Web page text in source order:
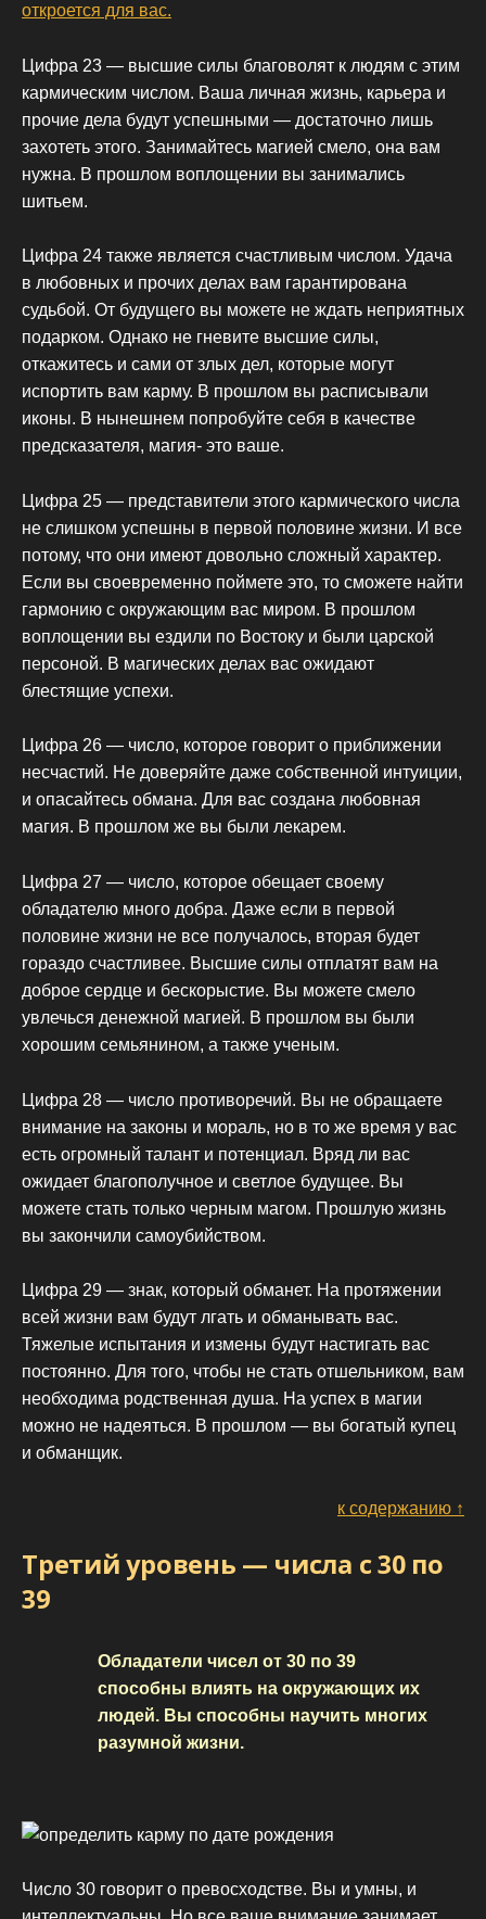
откроется для вас.
Цифра 23 — высшие силы благоволят к людям с этим
кармическим числом. Ваша личная жизнь, карьера и
прочие дела будут успешными — достаточно лишь
захотеть этого. Занимайтесь магией смело, она вам
нужна. В прошлом воплощении вы занимались
шитьем.
Цифра 24 также является счастливым числом. Удача
в любовных и прочих делах вам гарантирована
судьбой. От будущего вы можете не ждать неприятных
подарком. Однако не гневите высшие силы,
откажитесь и сами от злых дел, которые могут
испортить вам карму. В прошлом вы расписывали
иконы. В нынешнем попробуйте себя в качестве
предсказателя, магия- это ваше.
Цифра 25 — представители этого кармического числа
не слишком успешны в первой половине жизни. И все
потому, что они имеют довольно сложный характер.
Если вы своевременно поймете это, то сможете найти
гармонию с окружающим вас миром. В прошлом
воплощении вы ездили по Востоку и были царской
персоной. В магических делах вас ожидают
блестящие успехи.
Цифра 26 — число, которое говорит о приближении
несчастий. Не доверяйте даже собственной интуиции,
и опасайтесь обмана. Для вас создана любовная
магия. В прошлом же вы были лекарем.
Цифра 27 — число, которое обещает своему
обладателю много добра. Даже если в первой
половине жизни не все получалось, вторая будет
гораздо счастливее. Высшие силы отплатят вам на
доброе сердце и бескорыстие. Вы можете смело
увлечься денежной магией. В прошлом вы были
хорошим семьянином, а также ученым.
Цифра 28 — число противоречий. Вы не обращаете
внимание на законы и мораль, но в то же время у вас
есть огромный талант и потенциал. Вряд ли вас
ожидает благополучное и светлое будущее. Вы
можете стать только черным магом. Прошлую жизнь
вы закончили самоубийством.
Цифра 29 — знак, который обманет. На протяжении
всей жизни вам будут лгать и обманывать вас.
Тяжелые испытания и измены будут настигать вас
постоянно. Для того, чтобы не стать отшельником, вам
необходима родственная душа. На успех в магии
можно не надеяться. В прошлом — вы богатый купец
и обманщик.
к содержанию ↑
Третий уровень — числа с 30 по
39
Обладатели чисел от 30 по 39
способны влиять на окружающих их
людей. Вы способны научить многих
разумной жизни.
Число 30 говорит о превосходстве. Вы и умны, и